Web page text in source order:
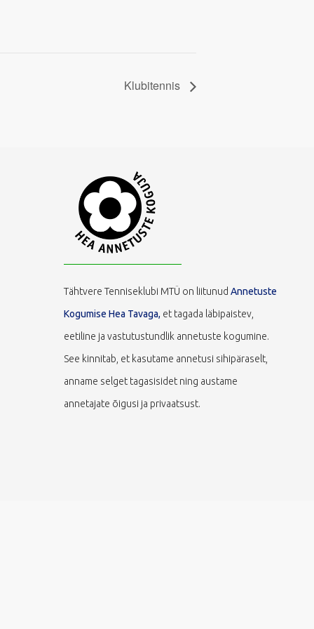
Klubitennis
Tähtvere Tenniseklubi MTÜ on liitunudAnnetuste
Kogumise Hea Tavaga, et tagada läbipaistev,
eetiline ja vastutustundlik annetuste kogumine.
See kinnitab, et kasutame annetusi sihipäraselt,
anname selget tagasisidet ning austame
annetajate õigusi ja privaatsust.